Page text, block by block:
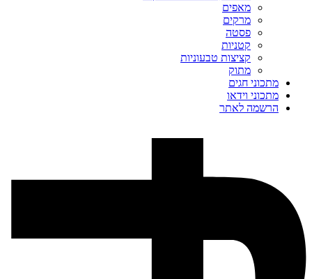
מאפים
מרקים
פסטה
קטניות
קציצות טבעוניות
מתוק
מתכוני חגים
מתכוני וידאו
הרשמה לאתר